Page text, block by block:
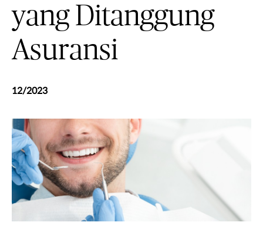
yang Ditanggung
Asuransi
12/2023